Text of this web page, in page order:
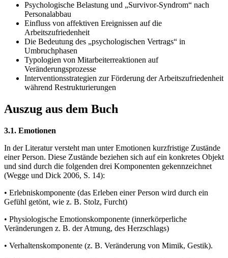
Psychologische Belastung und „Survivor-Syndrom“ nach
Personalabbau
Einfluss von affektiven Ereignissen auf die
Arbeitszufriedenheit
Die Bedeutung des „psychologischen Vertrags“ in
Umbruchphasen
Typologien von Mitarbeiterreaktionen auf
Veränderungsprozesse
Interventionsstrategien zur Förderung der Arbeitszufriedenheit
während Restrukturierungen
Auszug aus dem Buch
3.1. Emotionen
In der Literatur versteht man unter Emotionen kurzfristige Zustände
einer Person. Diese Zustände beziehen sich auf ein konkretes Objekt
und sind durch die folgenden drei Komponenten gekennzeichnet
(Wegge und Dick 2006, S. 14):
• Erlebniskomponente (das Erleben einer Person wird durch ein
Gefühl getönt, wie z. B. Stolz, Furcht)
• Physiologische Emotionskomponente (innerkörperliche
Veränderungen z. B. der Atmung, des Herzschlags)
• Verhaltenskomponente (z. B. Veränderung von Mimik, Gestik).